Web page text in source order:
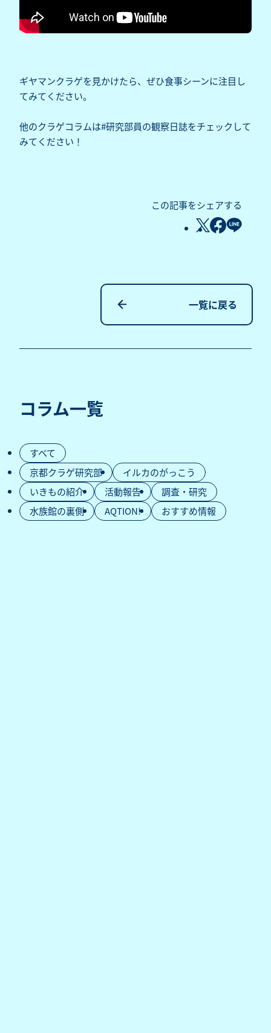
ギヤマンクラゲを見かけたら、ぜひ食事シーンに注目し
てみてください。
他のクラゲコラムは#研究部員の観察日誌をチェックして
みてください！
この記事をシェアする
一覧に戻る
コラム一覧
すべて
京都クラゲ研究部
イルカのがっこう
いきもの紹介
活動報告
調査・研究
水族館の裏側
AQTION! おすすめ情報